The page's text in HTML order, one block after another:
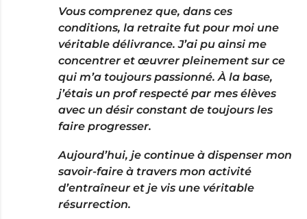
Vous comprenez que, dans ces
conditions, la retraite fut pour moi une
véritable délivrance. J’ai pu ainsi me
concentrer et œuvrer pleinement sur ce
qui m’a toujours passionné. À la base,
j’étais un prof respecté par mes élèves
avec un désir constant de toujours les
faire progresser.
Aujourd’hui, je continue à dispenser mon
savoir-faire à travers mon activité
d’entraîneur et je vis une véritable
résurrection.